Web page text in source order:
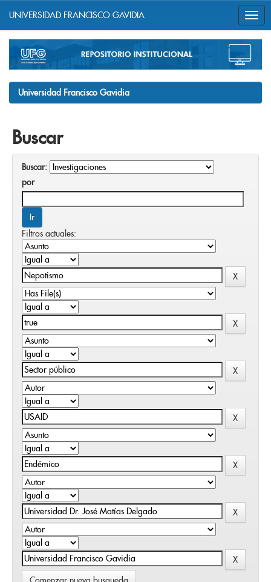
navigation
UNIVERSIDAD FRANCISCO GAVIDIA
Universidad Francisco Gavidia
Buscar
Buscar:
por
Filtros actuales: